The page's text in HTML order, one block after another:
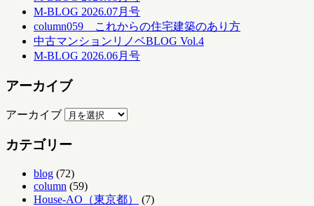
M-BLOG 2026.07月号
column059 これからの住宅建築のあり方
中古マンションリノベBLOG Vol.4
M-BLOG 2026.06月号
アーカイブ
アーカイブ
カテゴリー
blog (72)
column (59)
House-AO（東京都）
(7)